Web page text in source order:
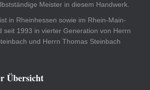
Meister in diesem Handwerk.
in Rheinhessen sowie im Rhein-Main-
seit 1993 in vierter Generation von Herrn
und Herrn Thomas Steinbach
Übersicht